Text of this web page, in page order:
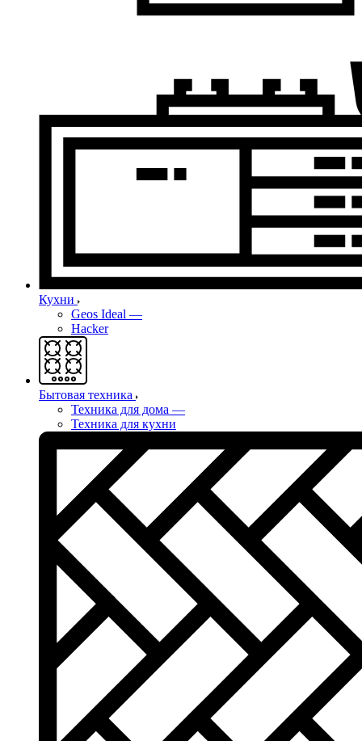
Кухни
Geos Ideal —
Hacker
Бытовая техника
Техника для дома —
Техника для кухни